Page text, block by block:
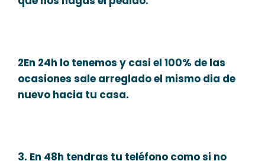
2En 24h lo tenemos y casi el 100% de las
ocasiones sale arreglado el mismo dia de
nuevo hacia tu casa.
3. En 48h tendras tu teléfono como si no